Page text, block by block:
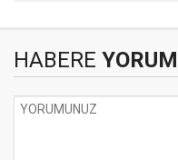
HABERE